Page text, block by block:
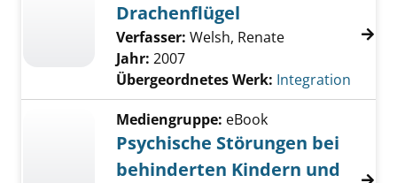
Drachenflügel
Verfasser: Welsh, Renate
Jahr: 2007
Übergeordnetes Werk: Integration
Mediengruppe: eBook
Psychische Störungen bei
behinderten Kindern und